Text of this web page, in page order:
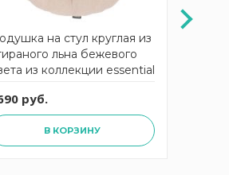
на стул круглая из
льна бежевого
из коллекции essential
руб.
В КОРЗИНУ